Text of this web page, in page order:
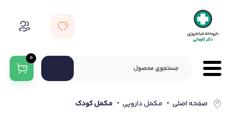
0
صفحه اصلی مکمل دارویی مکمل کودک